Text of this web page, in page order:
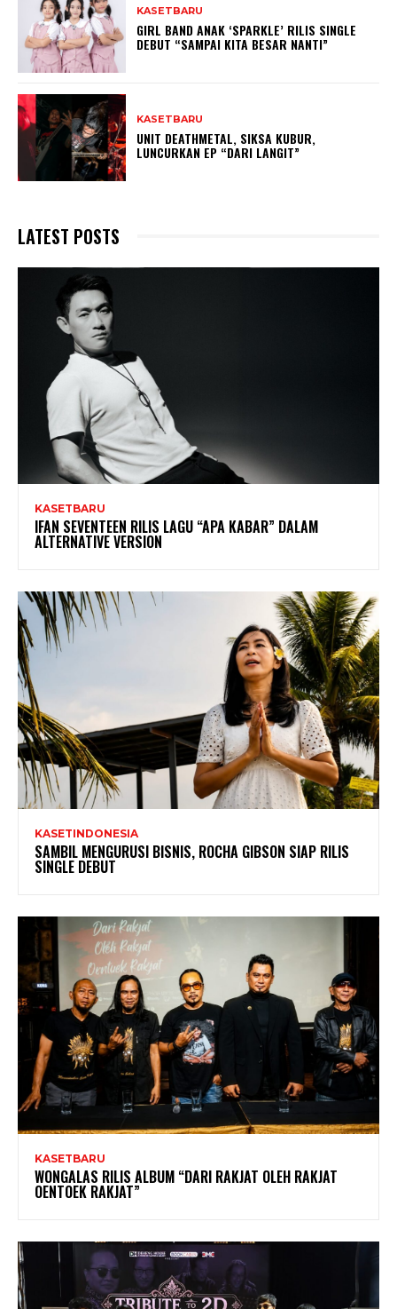
KASETBARU
GIRL BAND ANAK ‘SPARKLE’ RILIS SINGLE
DEBUT “SAMPAI KITA BESAR NANTI”
KASETBARU
UNIT DEATHMETAL, SIKSA KUBUR,
LUNCURKAN EP “DARI LANGIT”
LATEST POSTS
KASETBARU
IFAN SEVENTEEN RILIS LAGU “APA KABAR” DALAM
ALTERNATIVE VERSION
KASETINDONESIA
SAMBIL MENGURUSI BISNIS, ROCHA GIBSON SIAP RILIS
SINGLE DEBUT
KASETBARU
WONGALAS RILIS ALBUM “DARI RAKJAT OLEH RAKJAT
OENTOEK RAKJAT”